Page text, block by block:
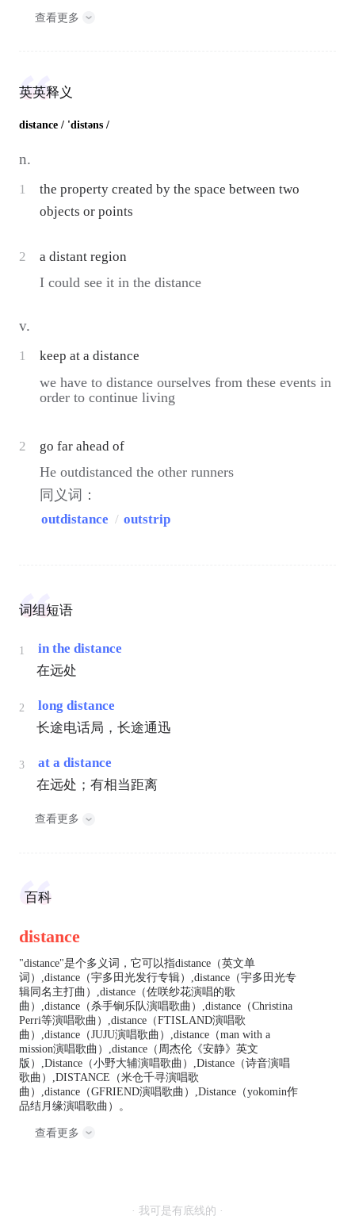
查看更多
英英释义
distance / 'distəns /
n.
1
the property created by the space between two
objects or points
2 a distant region
I could see it in the distance
v.
1 keep at a distance
we have to distance ourselves from these events in
order to continue living
2 go far ahead of
He outdistanced the other runners
同义词：
outdistance / outstrip
词组短语
1
in the distance
在远处
2
long distance
长途电话局，长途通迅
3
at a distance
在远处；有相当距离
查看更多
百科
distance
"distance"是个多义词，它可以指distance（英文单
词）,distance（宇多田光发行专辑）,distance（宇多田光专
辑同名主打曲）,distance（佐咲纱花演唱的歌
曲）,distance（杀手锏乐队演唱歌曲）,distance（Christina
Perri等演唱歌曲）,distance（FTISLAND演唱歌
曲）,distance（JUJU演唱歌曲）,distance（man with a
mission演唱歌曲）,distance（周杰伦《安静》英文
版）,Distance（小野大辅演唱歌曲）,Distance（诗音演唱
歌曲）,DISTANCE（米仓千寻演唱歌
曲）,distance（GFRIEND演唱歌曲）,Distance（yokomin作
品结月缘演唱歌曲）。
查看更多
· 我可是有底线的 ·